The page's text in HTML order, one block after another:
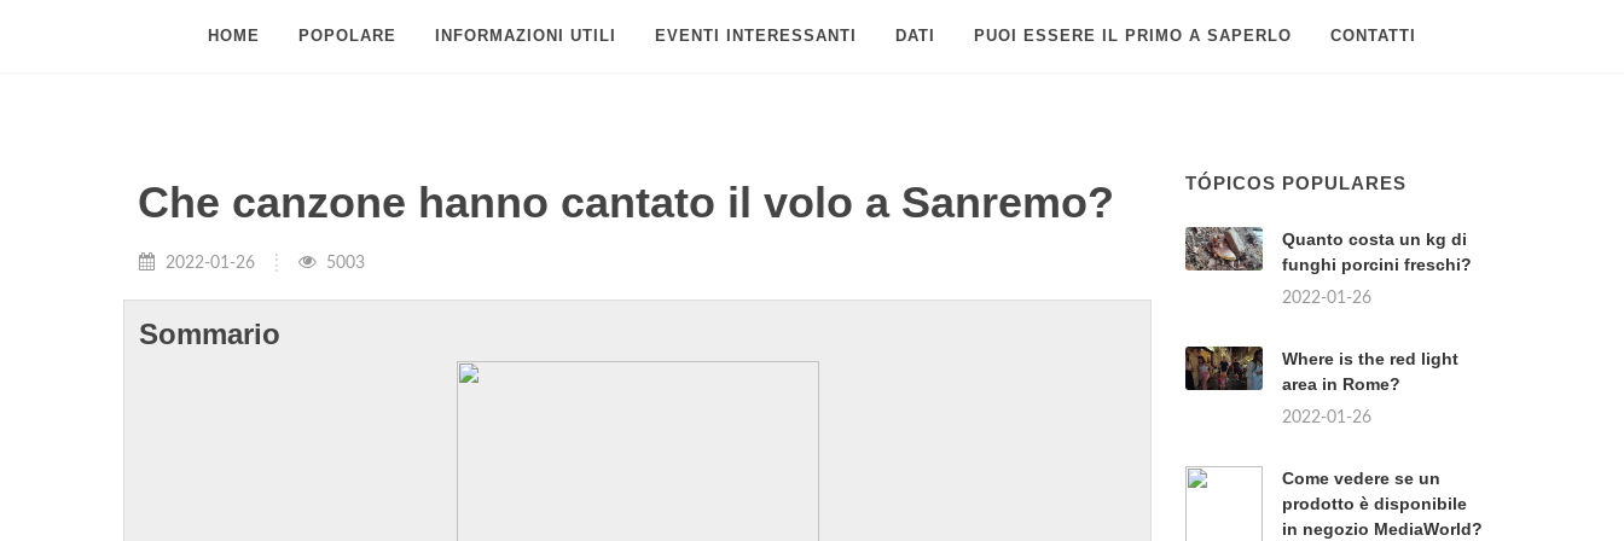
HOME POPOLARE INFORMAZIONI UTILI EVENTI INTERESSANTI DATI PUOI ESSERE IL PRIMO A SAPERLO CONTATTI
Che canzone hanno cantato il volo a Sanremo?
2022-01-26 5003
Sommario
TÓPICOS POPULARES
Quanto costa un kg di
funghi porcini freschi?
2022-01-26
Where is the red light
area in Rome?
2022-01-26
Come vedere se un
prodotto è disponibile
in negozio MediaWorld?